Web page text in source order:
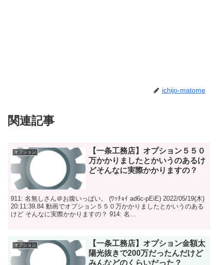
ichijo-matome
関連記事
オプション
【一条工務店】オプション５５０
万かかりましたとかいうのあるけ
どそんなに実際かかりますの？
911: 名無しさん＠お腹いっぱい。 (ﾜｯﾁｮｲ ad6c-pEiE) 2022/05/19(木)
20:11:39.84 動画でオプション５５０万かかりましたとかいうのある
けど そんなに実際かかりますの？ 914: 名...
オプション
【一条工務店】オプション金額太
陽光抜きで200万だったんだけど
みんなどのくらいだった？